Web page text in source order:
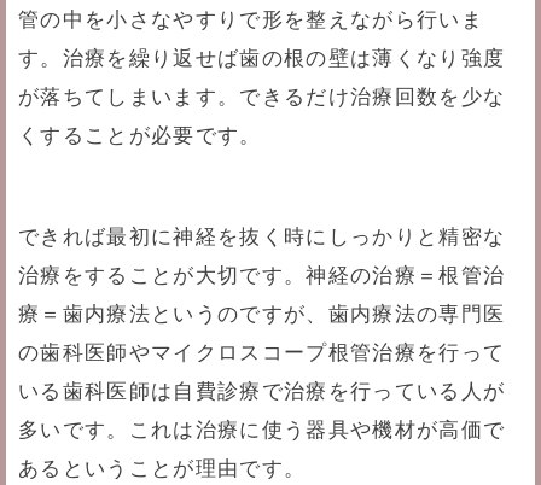
管の中を小さなやすりで形を整えながら行いま
す。治療を繰り返せば歯の根の壁は薄くなり強度
が落ちてしまいます。できるだけ治療回数を少な
くすることが必要です。
できれば最初に神経を抜く時にしっかりと精密な
治療をすることが大切です。神経の治療＝根管治
療＝歯内療法というのですが、歯内療法の専門医
の歯科医師やマイクロスコープ根管治療を行って
いる歯科医師は自費診療で治療を行っている人が
多いです。これは治療に使う器具や機材が高価で
あるということが理由です。